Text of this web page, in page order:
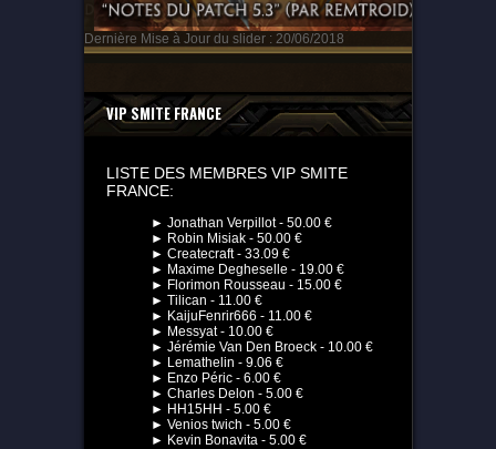
Dernière Mise à Jour du slider : 20/06/2018
VIP SMITE FRANCE
LISTE DES MEMBRES VIP SMITE
FRANCE:
► Jonathan Verpillot - 50.00 €
► Robin Misiak - 50.00 €
► Createcraft - 33.09 €
► Maxime Degheselle - 19.00 €
► Florimon Rousseau - 15.00 €
► Tilican - 11.00 €
► KaijuFenrir666 - 11.00 €
► Messyat - 10.00 €
► Jérémie Van Den Broeck - 10.00 €
► Lemathelin - 9.06 €
► Enzo Péric - 6.00 €
► Charles Delon - 5.00 €
► HH15HH - 5.00 €
► Venios twich - 5.00 €
► Kevin Bonavita - 5.00 €